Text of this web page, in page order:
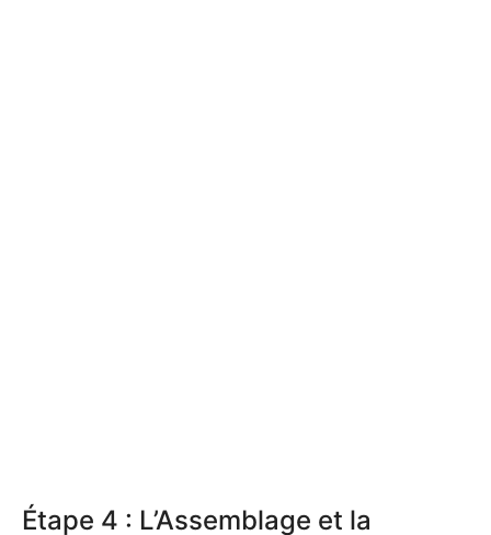
Étape 4 : L’Assemblage et la